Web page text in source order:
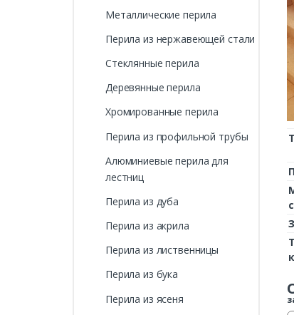
Металлические перила
Перила из нержавеющей стали
Стеклянные перила
Деревянные перила
Хромированные перила
Перила из профильной трубы
Алюминиевые перила для
лестниц
Перила из дуба
Перила из акрила
Перила из лиственницы
Перила из бука
Перила из ясеня